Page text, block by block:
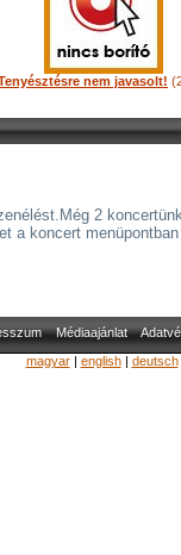
nem javasolt!
2
a koncert
Médiaajánlat
magyar| english| deutsch